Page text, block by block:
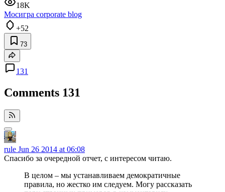
18K
Мосигра corporate blog
+52
73
131
Comments 131
rule Jun 26 2014 at 06:08
Спасибо за очередной отчет, с интересом читаю.
В целом – мы устанавливаем демократичные
правила, но жестко им следуем. Могу рассказать